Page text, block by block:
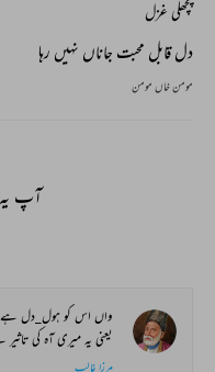
پچھلی غزل
دل قابل محبت جاناں نہیں رہا
مومن خاں مومن
آپ یہ
واں اس کو ہول_دل ہے
یعنی یہ میری آہ کی تاثیر
مرزا غالب